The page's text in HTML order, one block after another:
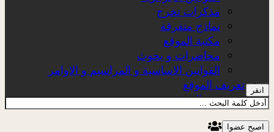
مذكرات تخرج
نماذج متفرقة
مكتبة الموقع
محاضرات و بحوث
القوانين الاساسية و المراسيم و الاوامر
تعريف الموقع
عن الموقع
انقر
اصبح عضوا